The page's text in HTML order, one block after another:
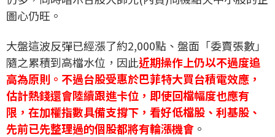
圖心仍旺。
大盤這波反彈已經漲了約2,000點、盤面「委賣張數」
隨之累積到高檔水位，因此近期操作上仍以不過度追
高為原則。不過台股受惠於巴菲特大買台積電效應，
估計熱錢還會陸續跟進卡位，即使回檔幅度也應有
限，在加權指數具備支撐下，看好低檔股、利基股、
先前已先整理過的個股都將有輪漲機會 。